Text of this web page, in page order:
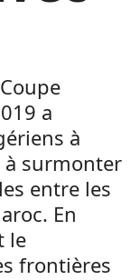
a
à
surmonter
entre les
En
le
frontières